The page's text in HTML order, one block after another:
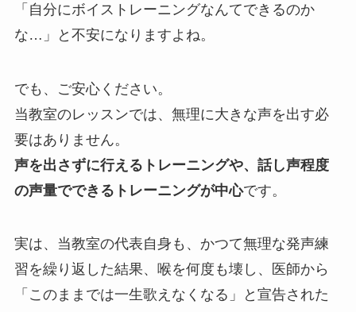
「自分にボイストレーニングなんてできるのか
な…」と不安になりますよね。
でも、ご安心ください。
当教室のレッスンでは、無理に大きな声を出す必
要はありません。
声を出さずに行えるトレーニングや、話し声程度
の声量でできるトレーニングが中心です。
実は、当教室の代表自身も、かつて無理な発声練
習を繰り返した結果、喉を何度も壊し、医師から
「このままでは一生歌えなくなる」と宣告された